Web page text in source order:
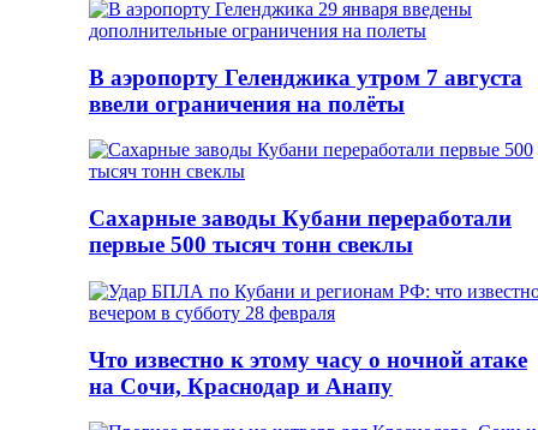
В аэропорту Геленджика утром 7 августа
ввели ограничения на полёты
Сахарные заводы Кубани переработали
первые 500 тысяч тонн свеклы
Что известно к этому часу о ночной атаке
на Сочи, Краснодар и Анапу